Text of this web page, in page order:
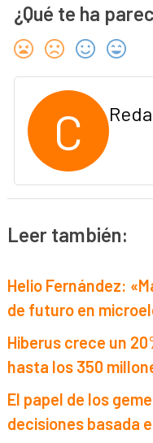
¿Qué te ha
C
Leer también:
Helio Fernández:
de futuro en
Hiberus crece un
hasta los 350
El papel de los
decisiones basada